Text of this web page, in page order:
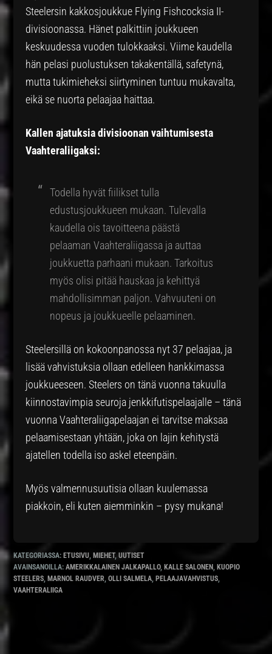
Steelersin kakkosjoukkue Flying Fishcocksia II-
divisioonassa. Hänet palkittiin joukkueen
keskuudessa vuoden tulokkaaksi. Viime kaudella
hän pelasi puolustuksen takakentällä, safetynä,
mutta tukimieheksi siirtyminen tuntuu mukavalta,
eikä se nuorta pelaajaa haittaa.
Kallen ajatuksia divisioonan vaihtumisesta
Vaahteraliigaksi:
Todella hyvät fiilikset tulla
edustusjoukkueen mukaan. Tulevalla
kaudella ois tavoitteena päästä
pelaaman Vaahteraliigassa ja auttaa
joukkuetta parhaani mukaan. Tarkoitus
myös olisi pitää hauskaa ja kehittyä
mahdollisimman paljon. Vahvuuteni on
nopeus ja joukkueelle pelaaminen.
Steelersillä on kokoonpanossa nyt 37 pelaajaa, ja
lisää vahvistuksia ollaan edelleen hankkimassa
joukkueeseen. Steelers on tänä vuonna takuulla
kiinnostavimpia seuroja jenkkifutispelaajalle – tänä
vuonna Vaahteraliigapelaajan ei tarvitse maksaa
pelaamisestaan yhtään, joka on lajin kehitystä
ajatellen todella iso askel eteenpäin.
Myös valmennusuutisia ollaan kuulemassa
piakkoin, eli kuten aiemminkin – pysy mukana!
KATEGORIASSA: ETUSIVU, MIEHET,UUTISET
AVAINSANOILLA:AMERIKKALAINEN JALKAPALLO, KALLE SALONEN, KUOPIO
STEELERS, MARNOL RAUDVER,OLLI SALMELA, PELAAJAVAHVISTUS,
VAAHTERALIIGA